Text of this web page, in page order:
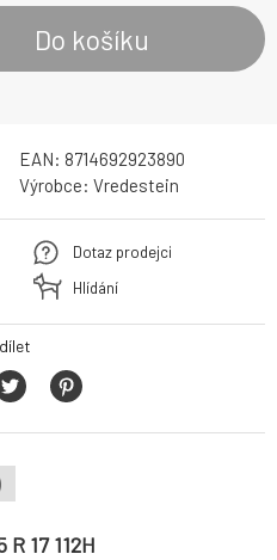
Do košíku
EAN: 8714692923890
Výrobce: Vredestein
Dotaz prodejci
Hlídání
17 112H